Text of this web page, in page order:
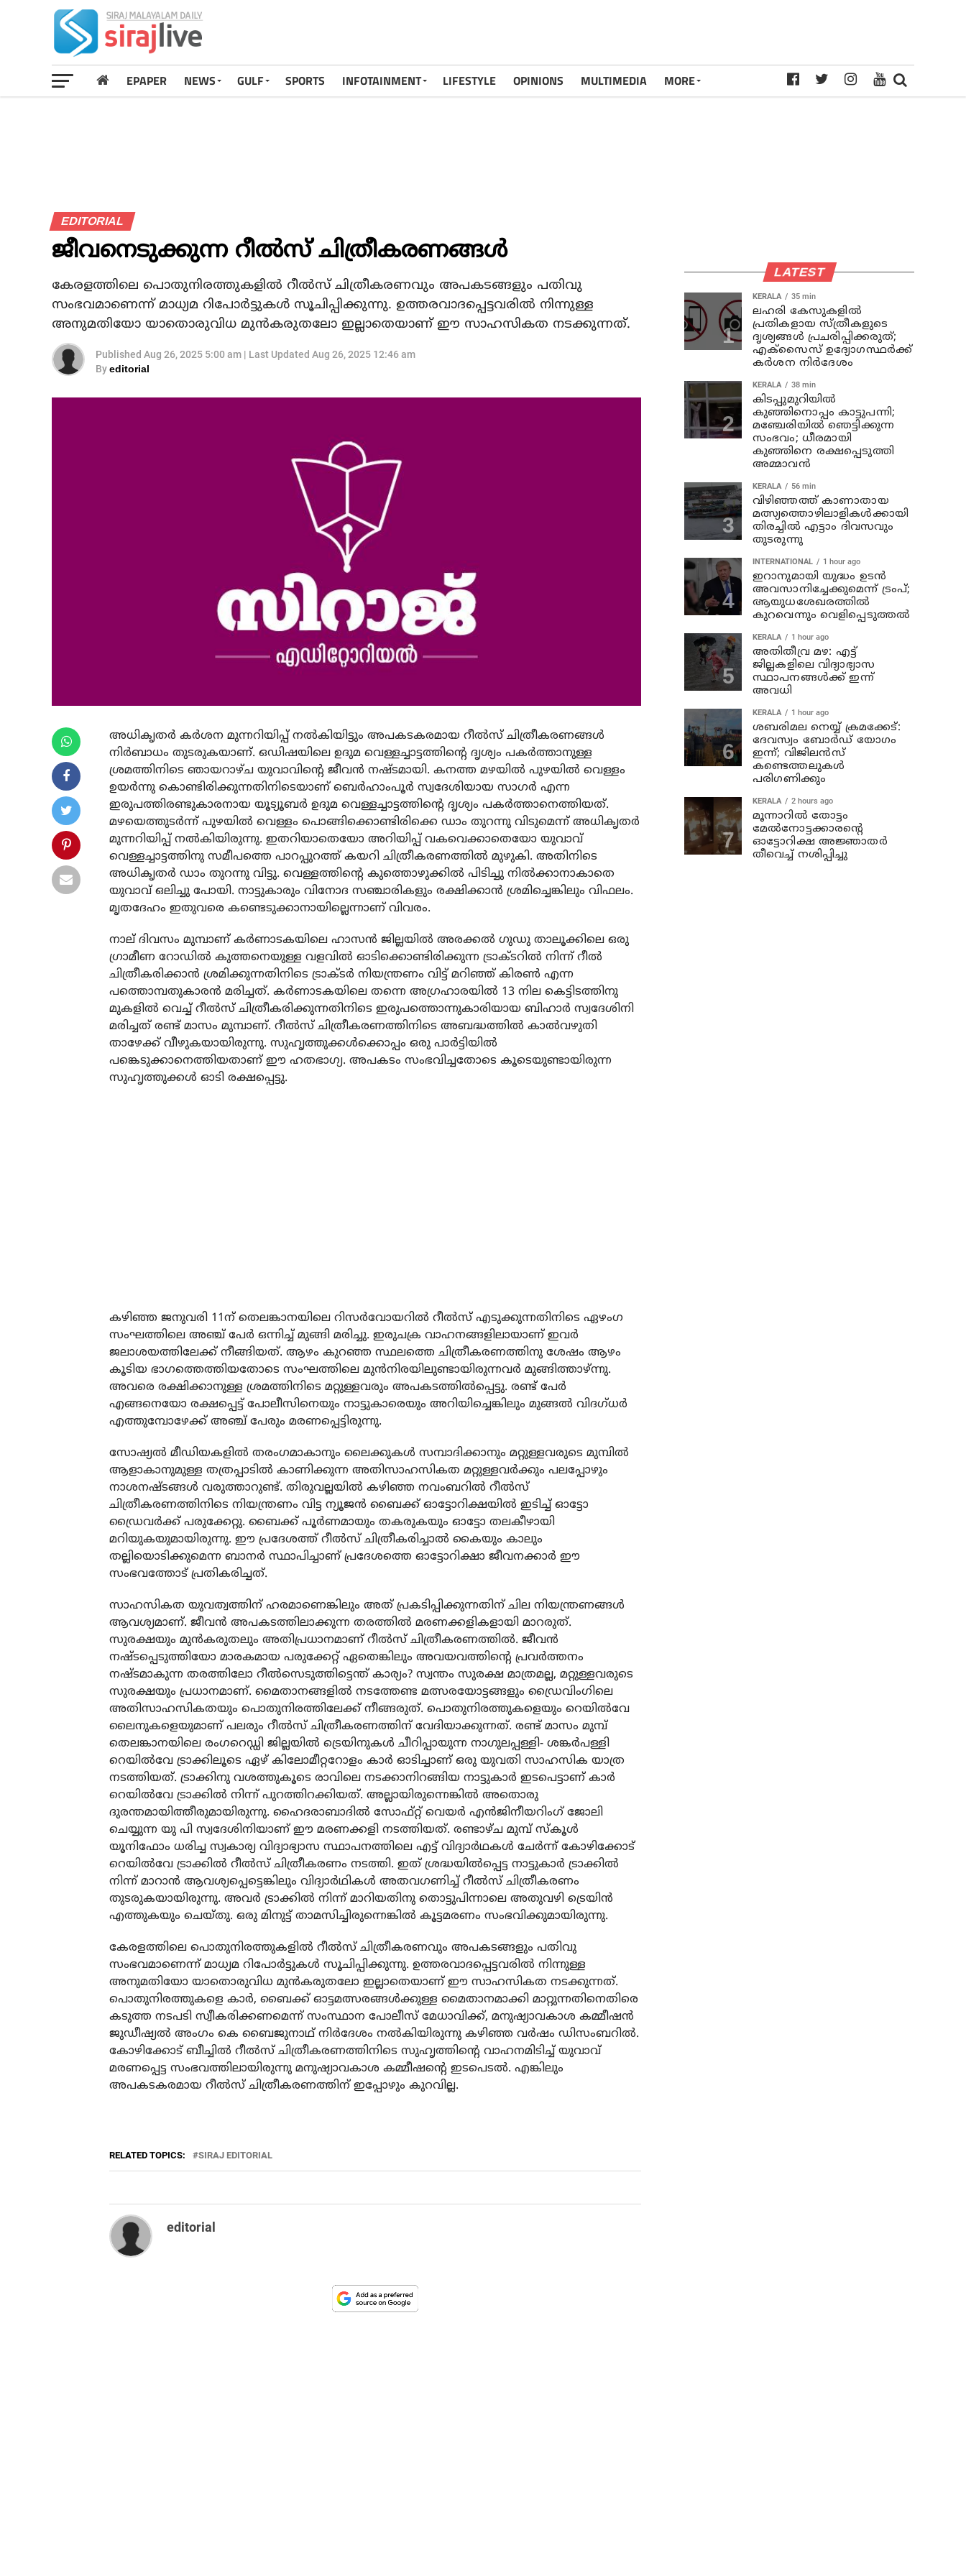
EPAPER NEWS GULF SPORTS INFOTAINMENT LIFESTYLE OPINIONS MULTIMEDIA MORE
EDITORIAL
ജീവനെടുക്കുന്ന റീല്‍സ് ചിത്രീകരണങ്ങള്‍
കേരളത്തിലെ പൊതുനിരത്തുകളില്‍ റീല്‍സ് ചിത്രീകരണവും അപകടങ്ങളും പതിവു
സംഭവമാണെന്ന് മാധ്യമ റിപോര്‍ട്ടുകള്‍ സൂചിപ്പിക്കുന്നു. ഉത്തരവാദപ്പെട്ടവരില്‍ നിന്നുള്ള
അനുമതിയോ യാതൊരുവിധ മുന്‍കരുതലോ ഇല്ലാതെയാണ് ഈ സാഹസികത നടക്കുന്നത്.
Published Aug 26, 2025 5:00 am | Last Updated Aug 26, 2025 12:46 am
Byeditorial
അധികൃതര്‍ കര്‍ശന മുന്നറിയിപ്പ് നല്‍കിയിട്ടും അപകടകരമായ റീല്‍സ് ചിത്രീകരണങ്ങള്‍
നിര്‍ബാധം തുടരുകയാണ്. ഒഡിഷയിലെ ഉദുമ വെള്ളച്ചാട്ടത്തിന്റെ ദൃശ്യം പകര്‍ത്താനുള്ള
ശ്രമത്തിനിടെ ഞായറാഴ്ച യുവാവിന്റെ ജീവന്‍ നഷ്ടമായി. കനത്ത മഴയില്‍ പുഴയില്‍ വെള്ളം
ഉയര്‍ന്നു കൊണ്ടിരിക്കുന്നതിനിടെയാണ് ബെര്‍ഹാംപൂര്‍ സ്വദേശിയായ സാഗര്‍ എന്ന
ഇരുപത്തിരണ്ടുകാരനായ യൂട്യൂബര്‍ ഉദുമ വെള്ളച്ചാട്ടത്തിന്റെ ദൃശ്യം പകര്‍ത്താനെത്തിയത്.
മഴയെത്തുടര്‍ന്ന് പുഴയില്‍ വെള്ളം പൊങ്ങിക്കൊണ്ടിരിക്കെ ഡാം തുറന്നു വിടുമെന്ന് അധികൃതര്‍
മുന്നറിയിപ്പ് നല്‍കിയിരുന്നു. ഇതറിയാതെയോ അറിയിപ്പ് വകവെക്കാതെയോ യുവാവ്
വെള്ളച്ചാട്ടത്തിനു സമീപത്തെ പാറപ്പുറത്ത് കയറി ചിത്രീകരണത്തില്‍ മുഴുകി. അതിനിടെ
അധികൃതര്‍ ഡാം തുറന്നു വിട്ടു. വെള്ളത്തിന്റെ കുത്തൊഴുക്കില്‍ പിടിച്ചു നില്‍ക്കാനാകാതെ
യുവാവ് ഒലിച്ചു പോയി. നാട്ടുകാരും വിനോദ സഞ്ചാരികളും രക്ഷിക്കാന്‍ ശ്രമിച്ചെങ്കിലും വിഫലം.
മൃതദേഹം ഇതുവരെ കണ്ടെടുക്കാനായില്ലെന്നാണ് വിവരം.
നാല് ദിവസം മുമ്പാണ് കര്‍ണാടകയിലെ ഹാസന്‍ ജില്ലയില്‍ അരക്കല്‍ ഗുഡു താലൂക്കിലെ ഒരു
ഗ്രാമീണ റോഡില്‍ കുത്തനെയുള്ള വളവില്‍ ഓടിക്കൊണ്ടിരിക്കുന്ന ട്രാക്ടറില്‍ നിന്ന് റീല്‍
ചിത്രീകരിക്കാന്‍ ശ്രമിക്കുന്നതിനിടെ ട്രാക്ടര്‍ നിയന്ത്രണം വിട്ട് മറിഞ്ഞ് കിരണ്‍ എന്ന
പത്തൊമ്പതുകാരന്‍ മരിച്ചത്. കര്‍ണാടകയിലെ തന്നെ അഗ്രഹാരയില്‍ 13 നില കെട്ടിടത്തിനു
മുകളില്‍ വെച്ച് റീല്‍സ് ചിത്രീകരിക്കുന്നതിനിടെ ഇരുപത്തൊന്നുകാരിയായ ബിഹാര്‍ സ്വദേശിനി
മരിച്ചത് രണ്ട് മാസം മുമ്പാണ്. റീല്‍സ് ചിത്രീകരണത്തിനിടെ അബദ്ധത്തില്‍ കാല്‍വഴുതി
താഴേക്ക് വീഴുകയായിരുന്നു. സുഹൃത്തുക്കള്‍ക്കൊപ്പം ഒരു പാര്‍ട്ടിയില്‍
പങ്കെടുക്കാനെത്തിയതാണ് ഈ ഹതഭാഗ്യ. അപകടം സംഭവിച്ചതോടെ കൂടെയുണ്ടായിരുന്ന
സുഹൃത്തുക്കള്‍ ഓടി രക്ഷപ്പെട്ടു.
കഴിഞ്ഞ ജനുവരി 11ന് തെലങ്കാനയിലെ റിസര്‍വോയറില്‍ റീല്‍സ് എടുക്കുന്നതിനിടെ ഏഴംഗ
സംഘത്തിലെ അഞ്ച് പേര്‍ ഒന്നിച്ച് മുങ്ങി മരിച്ചു. ഇരുചക്ര വാഹനങ്ങളിലായാണ് ഇവര്‍
ജലാശയത്തിലേക്ക് നീങ്ങിയത്. ആഴം കുറഞ്ഞ സ്ഥലത്തെ ചിത്രീകരണത്തിനു ശേഷം ആഴം
കൂടിയ ഭാഗത്തെത്തിയതോടെ സംഘത്തിലെ മുന്‍നിരയിലുണ്ടായിരുന്നവര്‍ മുങ്ങിത്താഴ്ന്നു.
അവരെ രക്ഷിക്കാനുള്ള ശ്രമത്തിനിടെ മറ്റുള്ളവരും അപകടത്തില്‍പ്പെട്ടു. രണ്ട് പേര്‍
എങ്ങനെയോ രക്ഷപ്പെട്ട് പോലീസിനെയും നാട്ടുകാരെയും അറിയിച്ചെങ്കിലും മുങ്ങല്‍ വിദഗ്ധര്‍
എത്തുമ്പോഴേക്ക് അഞ്ച് പേരും മരണപ്പെട്ടിരുന്നു.
സോഷ്യല്‍ മീഡിയകളില്‍ തരംഗമാകാനും ലൈക്കുകള്‍ സമ്പാദിക്കാനും മറ്റുള്ളവരുടെ മുമ്പില്‍
ആളാകാനുമുള്ള തത്രപ്പാടില്‍ കാണിക്കുന്ന അതിസാഹസികത മറ്റുള്ളവര്‍ക്കും പലപ്പോഴും
നാശനഷ്ടങ്ങള്‍ വരുത്താറുണ്ട്. തിരുവല്ലയില്‍ കഴിഞ്ഞ നവംബറില്‍ റീല്‍സ്
ചിത്രീകരണത്തിനിടെ നിയന്ത്രണം വിട്ട ന്യൂജന്‍ ബൈക്ക് ഓട്ടോറിക്ഷയില്‍ ഇടിച്ച് ഓട്ടോ
ഡ്രൈവര്‍ക്ക് പരുക്കേറ്റു. ബൈക്ക് പൂര്‍ണമായും തകരുകയും ഓട്ടോ തലകീഴായി
മറിയുകയുമായിരുന്നു. ഈ പ്രദേശത്ത് റീല്‍സ് ചിത്രീകരിച്ചാല്‍ കൈയും കാലും
തല്ലിയൊടിക്കുമെന്ന ബാനര്‍ സ്ഥാപിച്ചാണ് പ്രദേശത്തെ ഓട്ടോറിക്ഷാ ജീവനക്കാര്‍ ഈ
സംഭവത്തോട് പ്രതികരിച്ചത്.
സാഹസികത യുവത്വത്തിന് ഹരമാണെങ്കിലും അത് പ്രകടിപ്പിക്കുന്നതിന് ചില നിയന്ത്രണങ്ങള്‍
ആവശ്യമാണ്. ജീവന്‍ അപകടത്തിലാക്കുന്ന തരത്തില്‍ മരണക്കളികളായി മാറരുത്.
സുരക്ഷയും മുന്‍കരുതലും അതിപ്രധാനമാണ് റീല്‍സ് ചിത്രീകരണത്തില്‍. ജീവന്‍
നഷ്ടപ്പെടുത്തിയോ മാരകമായ പരുക്കേറ്റ് ഏതെങ്കിലും അവയവത്തിന്റെ പ്രവര്‍ത്തനം
നഷ്ടമാകുന്ന തരത്തിലോ റീല്‍സെടുത്തിട്ടെന്ത് കാര്യം? സ്വന്തം സുരക്ഷ മാത്രമല്ല, മറ്റുള്ളവരുടെ
സുരക്ഷയും പ്രധാനമാണ്. മൈതാനങ്ങളില്‍ നടത്തേണ്ട മത്സരയോട്ടങ്ങളും ഡ്രൈവിംഗിലെ
അതിസാഹസികതയും പൊതുനിരത്തിലേക്ക് നീങ്ങരുത്. പൊതുനിരത്തുകളെയും റെയില്‍വേ
ലൈനുകളെയുമാണ് പലരും റീല്‍സ് ചിത്രീകരണത്തിന് വേദിയാക്കുന്നത്. രണ്ട് മാസം മുമ്പ്
തെലങ്കാനയിലെ രംഗറെഡ്ഡി ജില്ലയില്‍ ട്രെയിനുകള്‍ ചീറിപ്പായുന്ന നാഗുലപ്പള്ളി- ശങ്കര്‍പള്ളി
റെയില്‍വേ ട്രാക്കിലൂടെ ഏഴ് കിലോമീറ്ററോളം കാര്‍ ഓടിച്ചാണ് ഒരു യുവതി സാഹസിക യാത്ര
നടത്തിയത്. ട്രാക്കിനു വശത്തുകൂടെ രാവിലെ നടക്കാനിറങ്ങിയ നാട്ടുകാര്‍ ഇടപെട്ടാണ് കാര്‍
റെയില്‍വേ ട്രാക്കില്‍ നിന്ന് പുറത്തിറക്കിയത്. അല്ലായിരുന്നെങ്കില്‍ അതൊരു
ദുരന്തമായിത്തീരുമായിരുന്നു. ഹൈദരാബാദില്‍ സോഫ്റ്റ് വെയര്‍ എന്‍ജിനീയറിംഗ് ജോലി
ചെയ്യുന്ന യു പി സ്വദേശിനിയാണ് ഈ മരണക്കളി നടത്തിയത്. രണ്ടാഴ്ച മുമ്പ് സ്‌കൂള്‍
യൂനിഫോം ധരിച്ച സ്വകാര്യ വിദ്യാഭ്യാസ സ്ഥാപനത്തിലെ എട്ട് വിദ്യാര്‍ഥകള്‍ ചേര്‍ന്ന് കോഴിക്കോട്
റെയില്‍വേ ട്രാക്കില്‍ റീല്‍സ് ചിത്രീകരണം നടത്തി. ഇത് ശ്രദ്ധയില്‍പ്പെട്ട നാട്ടുകാര്‍ ട്രാക്കില്‍
നിന്ന് മാറാന്‍ ആവശ്യപ്പെട്ടെങ്കിലും വിദ്യാര്‍ഥികള്‍ അതവഗണിച്ച് റീല്‍സ് ചിത്രീകരണം
തുടരുകയായിരുന്നു. അവര്‍ ട്രാക്കില്‍ നിന്ന് മാറിയതിനു തൊട്ടുപിന്നാലെ അതുവഴി ട്രെയിന്‍
എത്തുകയും ചെയ്തു. ഒരു മിനുട്ട് താമസിച്ചിരുന്നെങ്കില്‍ കൂട്ടമരണം സംഭവിക്കുമായിരുന്നു.
കേരളത്തിലെ പൊതുനിരത്തുകളില്‍ റീല്‍സ് ചിത്രീകരണവും അപകടങ്ങളും പതിവു
സംഭവമാണെന്ന് മാധ്യമ റിപോര്‍ട്ടുകള്‍ സൂചിപ്പിക്കുന്നു. ഉത്തരവാദപ്പെട്ടവരില്‍ നിന്നുള്ള
അനുമതിയോ യാതൊരുവിധ മുന്‍കരുതലോ ഇല്ലാതെയാണ് ഈ സാഹസികത നടക്കുന്നത്.
പൊതുനിരത്തുകളെ കാര്‍, ബൈക്ക് ഓട്ടമത്സരങ്ങള്‍ക്കുള്ള മൈതാനമാക്കി മാറ്റുന്നതിനെതിരെ
കടുത്ത നടപടി സ്വീകരിക്കണമെന്ന് സംസ്ഥാന പോലീസ് മേധാവിക്ക്, മനുഷ്യാവകാശ കമ്മീഷന്‍
ജുഡീഷ്യല്‍ അംഗം കെ ബൈജുനാഥ് നിര്‍ദേശം നല്‍കിയിരുന്നു കഴിഞ്ഞ വര്‍ഷം ഡിസംബറില്‍.
കോഴിക്കോട് ബീച്ചില്‍ റീല്‍സ് ചിത്രീകരണത്തിനിടെ സുഹൃത്തിന്റെ വാഹനമിടിച്ച് യുവാവ്
മരണപ്പെട്ട സംഭവത്തിലായിരുന്നു മനുഷ്യാവകാശ കമ്മീഷന്റെ ഇടപെടല്‍. എങ്കിലും
അപകടകരമായ റീല്‍സ് ചിത്രീകരണത്തിന് ഇപ്പോഴും കുറവില്ല.
RELATED TOPICS: SIRAJ EDITORIAL
editorial
LATEST
KERALA 35 min
ലഹരി കേസുകളിൽ
പ്രതികളായ സ്ത്രീകളുടെ
ദൃശ്യങ്ങൾ പ്രചരിപ്പിക്കരുത്;
എക്സൈസ് ഉദ്യോഗസ്ഥർക്ക്
കർശന നിർദേശം
KERALA 38 min
കിടപ്പുമുറിയിൽ
കുഞ്ഞിനൊപ്പം കാട്ടുപന്നി;
മഞ്ചേരിയിൽ ഞെട്ടിക്കുന്ന
സംഭവം; ധീരമായി
കുഞ്ഞിനെ രക്ഷപ്പെടുത്തി
അമ്മാവൻ
KERALA 56 min
വിഴിഞ്ഞത്ത് കാണാതായ
മത്സ്യത്തൊഴിലാളികൾക്കായി
തിരച്ചിൽ എട്ടാം ദിവസവും
തുടരുന്നു
INTERNATIONAL 1 hour ago
ഇറാനുമായി യുദ്ധം ഉടൻ
അവസാനിച്ചേക്കുമെന്ന് ട്രംപ്;
ആയുധശേഖരത്തിൽ
കുറവെന്നും വെളിപ്പെടുത്തൽ
KERALA 1 hour ago
അതിതീവ്ര മഴ: എട്ട്
ജില്ലകളിലെ വിദ്യാഭ്യാസ
സ്ഥാപനങ്ങൾക്ക് ഇന്ന്
അവധി
KERALA 1 hour ago
ശബരിമല നെയ്യ് ക്രമക്കേട്:
ദേവസ്വം ബോർഡ് യോഗം
ഇന്ന്; വിജിലൻസ്
കണ്ടെത്തലുകൾ
പരിഗണിക്കും
KERALA 2 hours ago
മൂന്നാറില്‍ തോട്ടം
മേല്‍നോട്ടക്കാരന്റെ
ഓട്ടോറിക്ഷ അജ്ഞാതര്‍
തീവെച്ച് നശിപ്പിച്ചു